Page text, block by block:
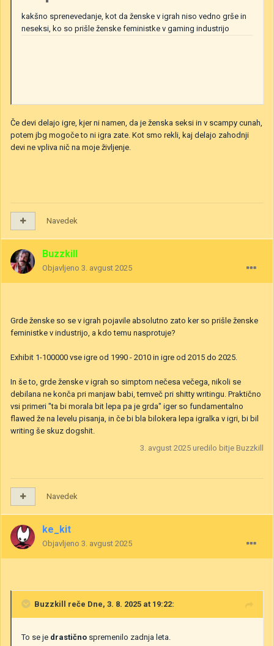
kakšno sprenevedanje, kot da ženske v igrah niso vedno grše in
neseksi, ko so prišle ženske feministke v gaming industrijo
Če devi delajo igre, kjer ni namen, da je ženska seksi in v scampy cunah,
potem jbg mogoče to ni igra zate. Kot smo rekli, kaj delajo zahodnji
devi ne vpliva nič na moje življenje.
Navedek
Buzzkill
Objavljeno 3. avgust 2025
Grde ženske so se v igrah pojavile absolutno zato ker so prišle ženske
feministke v industrijo, a kdo temu nasprotuje?
Exhibit 1-100000 vse igre od 1990 - 2010 in igre od 2015 do 2025.
In še to, grde ženske v igrah so simptom nečesa večega, nikoli se
debilana ne konča pri manjaw babi, temveč pri shitty writingu. Praktično
vsi primeri "ta bi morala bit lepa pa je grda" iger so fundamentalno
flawed že na levelu pisanja, in če bi bla bilokera lepa igralka v igri, bi bil
writing še skuz dogshit.
3. avgust 2025 uredilo bitje Buzzkill
Navedek
ke_kit
Objavljeno 3. avgust 2025
Buzzkill reče Dne, 3. 8. 2025 at 19:22:
To se je drastično spremenilo zadnja leta.